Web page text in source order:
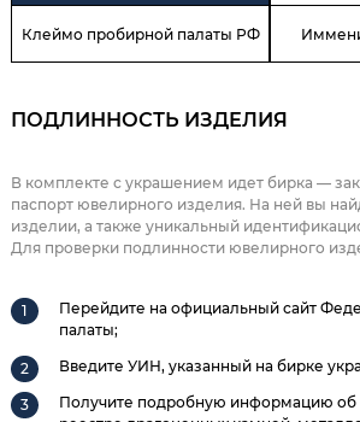
Клеймо пробирной палаты РФ
ПОДЛИННОСТЬ ИЗДЕЛИЯ
В комплекте с украшением идет бирка —
паспорт ювелирного изделия. На ней вы
изделии, а также уникальный
Для проверки подлинности ювелирного
Перейдите на официальный сайт
палаты;
Введите УИН, указанный на бирке
Получите подробную информацию об